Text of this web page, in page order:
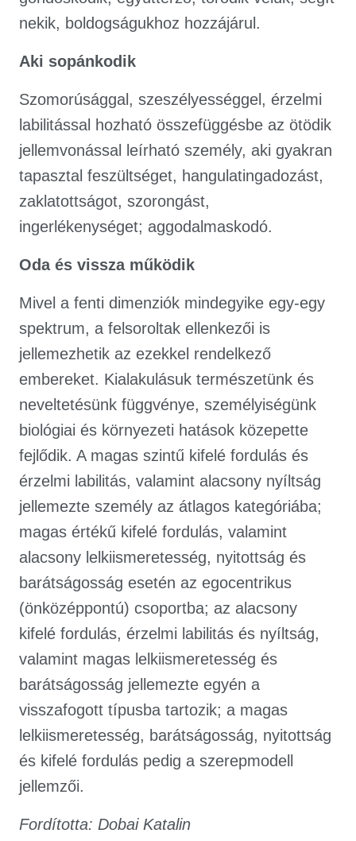
nekik, boldogságukhoz hozzájárul.
Aki sopánkodik
Szomorúsággal, szeszélyességgel, érzelmi
labilitással hozható összefüggésbe az ötödik
jellemvonással leírható személy, aki gyakran
tapasztal feszültséget, hangulatingadozást,
zaklatottságot, szorongást,
ingerlékenységet; aggodalmaskodó.
Oda és vissza működik
Mivel a fenti dimenziók mindegyike egy-egy
spektrum, a felsoroltak ellenkezői is
jellemezhetik az ezekkel rendelkező
embereket. Kialakulásuk természetünk és
neveltetésünk függvénye, személyiségünk
biológiai és környezeti hatások közepette
fejlődik. A magas szintű kifelé fordulás és
érzelmi labilitás, valamint alacsony nyíltság
jellemezte személy az átlagos kategóriába;
magas értékű kifelé fordulás, valamint
alacsony lelkiismeretesség, nyitottság és
barátságosság esetén az egocentrikus
(önközéppontú) csoportba; az alacsony
kifelé fordulás, érzelmi labilitás és nyíltság,
valamint magas lelkiismeretesség és
barátságosság jellemezte egyén a
visszafogott típusba tartozik; a magas
lelkiismeretesség, barátságosság, nyitottság
és kifelé fordulás pedig a szerepmodell
jellemzői.
Fordította: Dobai Katalin